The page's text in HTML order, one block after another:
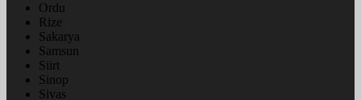
Ordu
Rize
Sakarya
Samsun
Siirt
Sinop
Sivas